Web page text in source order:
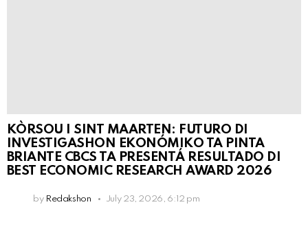
KÒRSOU I SINT MAARTEN: FUTURO DI
INVESTIGASHON EKONÓMIKO TA PINTA
BRIANTE CBCS TA PRESENTÁ RESULTADO DI
BEST ECONOMIC RESEARCH AWARD 2026
by Redakshon July 23, 2026, 6:12 pm